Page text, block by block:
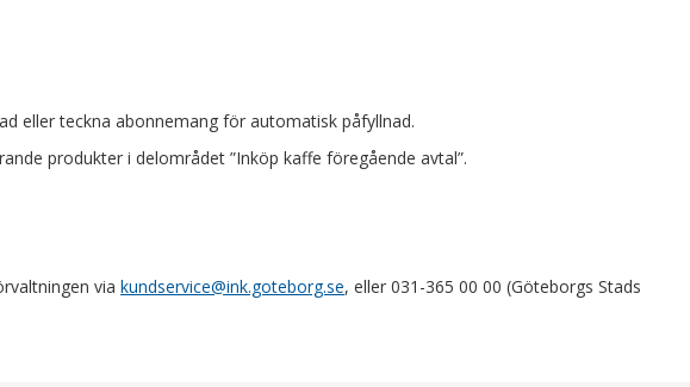
eller teckna abonnemang för automatisk påfyllnad.
produkter i delområdet ”Inköp kaffe föregående avtal”.
via kundservice@ink.goteborg.se, eller 031-365 00 00 (Göteborgs Stads